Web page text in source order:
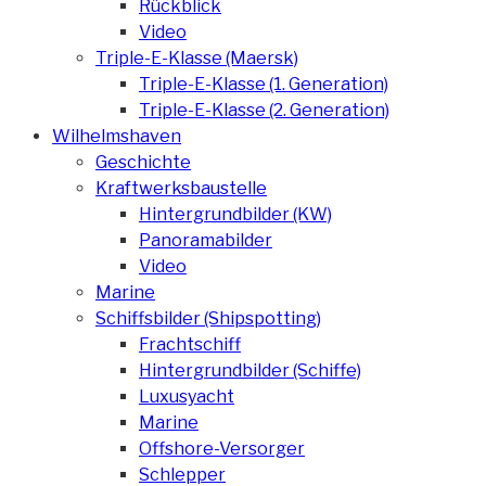
Rückblick
Video
Triple-E-Klasse (Maersk)
Triple-E-Klasse (1. Generation)
Triple-E-Klasse (2. Generation)
Wilhelmshaven
Geschichte
Kraftwerksbaustelle
Hintergrundbilder (KW)
Panoramabilder
Video
Marine
Schiffsbilder (Shipspotting)
Frachtschiff
Hintergrundbilder (Schiffe)
Luxusyacht
Marine
Offshore-Versorger
Schlepper